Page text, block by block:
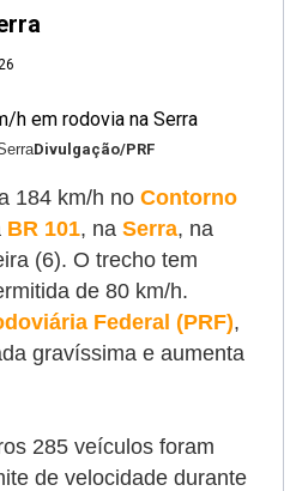
Divulgação/PRF
184 km/h no Contorno
BR 101, na Serra, na
(6). O trecho tem
de 80 km/h.
Federal (PRF),
gravíssima e aumenta
285 veículos foram
de velocidade durante